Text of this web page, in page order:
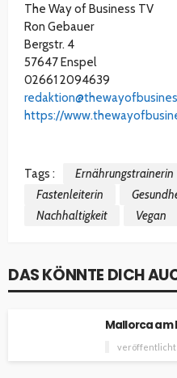
The Way of Business TV
Ron Gebauer
Bergstr. 4
57647 Enspel
02661 2094639
https://
Tags : Ernährungstrainerin
Fastenleiterin
Nachhaltigkeit
Vegan
DAS KÖNNTE DICH
Mallorca am
veröffentlicht